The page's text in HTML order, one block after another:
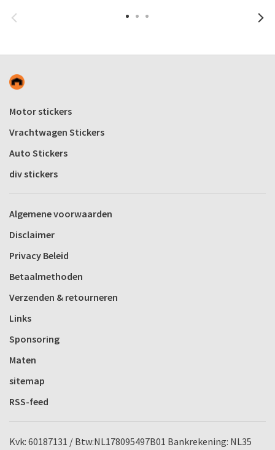
Motor stickers
Vrachtwagen Stickers
Auto Stickers
div stickers
Algemene voorwaarden
Disclaimer
Privacy Beleid
Betaalmethoden
Verzenden & retourneren
Links
Sponsoring
Maten
sitemap
RSS-feed
Kvk: 60187131 / Btw:NL178095497B01 Bankrekening: NL35